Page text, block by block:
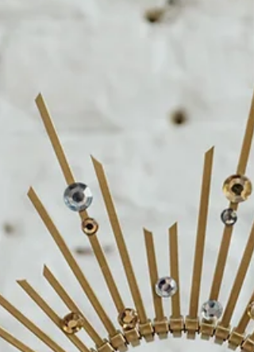
onvergetelijk vrijgezellenmoment. Alle
bachelorette workshops bij ABOXx zijn